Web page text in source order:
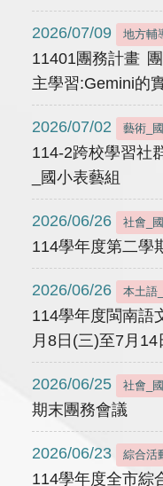
2026/07/09 地方輔
11401團務計畫
主學習:Gemini的
2026/07/02 藝術_
114-2跨校學習社
_國小表藝組
2026/06/26 社會_
114學年度第二學
2026/06/26 本土語
114學年度閩南語
月8日(三)至7月
2026/06/25 社會_
期末團務會議
2026/06/23 綜合活
114學年度全市綜